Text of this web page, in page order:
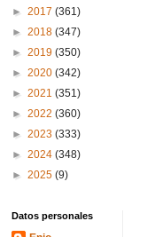
► 2017 (361)
► 2018 (347)
► 2019 (350)
► 2020 (342)
► 2021 (351)
► 2022 (360)
► 2023 (333)
► 2024 (348)
► 2025 (9)
Datos personales